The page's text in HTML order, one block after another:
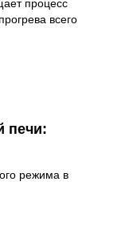
процесс
всего
печи:
режима в